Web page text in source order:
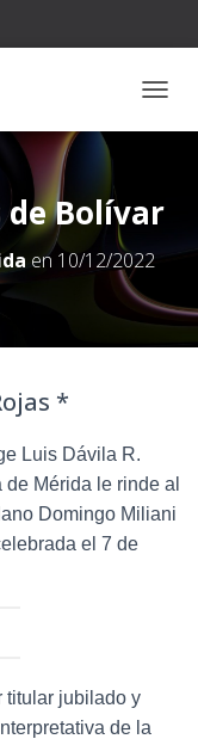
Bolívar
en 10/12/2022
*
Luis Dávila R.
Mérida le rinde al
Domingo Miliani
el 7 de
titular jubilado y
de la